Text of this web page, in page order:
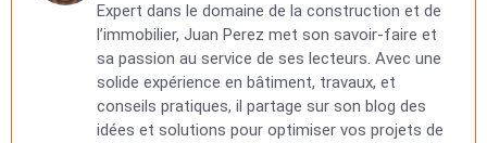
Expert dans le domaine de la construction et de
l’immobilier, Juan Perez met son savoir-faire et
sa passion au service de ses lecteurs. Avec une
solide expérience en bâtiment, travaux, et
conseils pratiques, il partage sur son blog des
idées et solutions pour optimiser vos projets de